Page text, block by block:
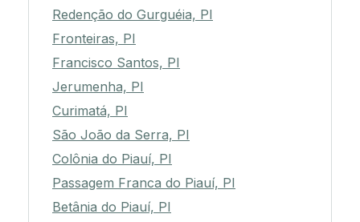
Redenção do Gurguéia, PI
Fronteiras, PI
Francisco Santos, PI
Jerumenha, PI
Curimatá, PI
São João da Serra, PI
Colônia do Piauí, PI
Passagem Franca do Piauí, PI
Betânia do Piauí, PI